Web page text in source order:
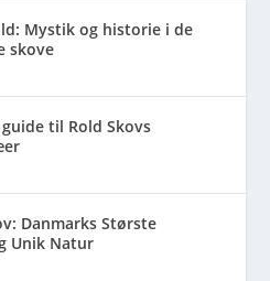
Mystik og historie i de
skove
til Rold Skovs
Danmarks Største
Unik Natur